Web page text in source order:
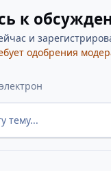
к
и
одобрения
тему...